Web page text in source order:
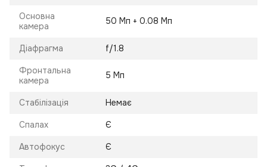
Основна
камера
50 Мп + 0.08 Мп
Діафрагма f/1.8
Фронтальна
камера
5 Мп
Стабілізація Немає
Спалах Є
Автофокус Є